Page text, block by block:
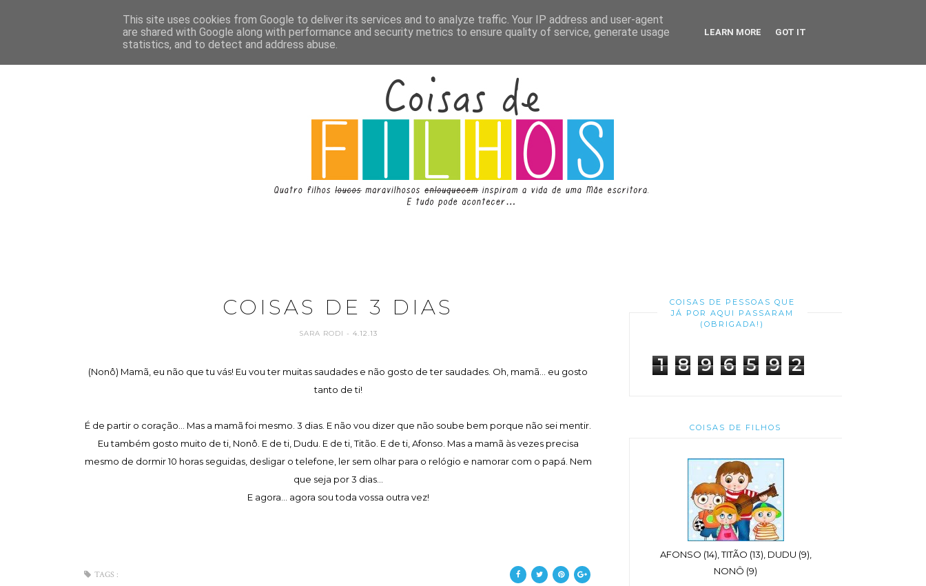
COISAS DE 3 DIAS
SARA RODI - 4.12.13
(Nonô) Mamã, eu não que tu vás! Eu vou ter muitas saudades e não gosto de ter saudades. Oh, mamã... eu gosto
tanto de ti!
É de partir o coração... Mas a mamã foi mesmo. 3 dias. E não vou dizer que não soube bem porque não sei mentir.
Eu também gosto muito de ti, Nonô. E de ti, Dudu. E de ti, Titão. E de ti, Afonso. Mas a mamã às vezes precisa
mesmo de dormir 10 horas seguidas, desligar o telefone, ler sem olhar para o relógio e namorar com o papá. Nem
que seja por 3 dias...
E agora... agora sou toda vossa outra vez!
TAGS :
COISAS DE PESSOAS QUE
JÁ POR AQUI PASSARAM
(OBRIGADA!)
1 8 9 6 5 9 2
COISAS DE FILHOS
AFONSO (14), TITÃO (13), DUDU (9),
NONÔ (9)
This site uses cookies from Google to deliver its services and to analyze traffic. Your IP address and user-agent
are shared with Google along with performance and security metrics to ensure quality of service, generate usage
statistics, and to detect and address abuse.
LEARN MORE GOT IT